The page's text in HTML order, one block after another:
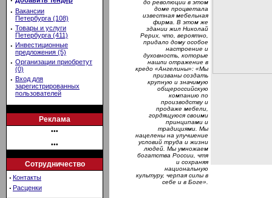
· Вакансии
Петербурга (108)
· Товары и услуги
Петербурга (411)
· Инвестиционные
предложения (5)
· Организации приобретут
(0)
· Вход для
зарегистрированных
пользователей
Реклама
•••
•••
Сотрудничество
· Контакты
· Расценки
до революции в этом
доме процветала
известная мебельная
фирма. В этом же
здании жил Николай
Рерих, что, вероятно,
придало дому особое
настроение и
духовность, которые
нашли отражение в
кредо «Ангелины»: «Мы
призваны создать
крупную и значимую
общероссийскую
компанию по
производству и
продаже мебели,
гордящуюся своими
принципами и
традициями. Мы
нацелены на улучшение
условий труда и жизни
людей. Мы умножаем
богатства России, чтя
и сохраняя
национальную
культуру, черпая силы в
себе и в Боге».